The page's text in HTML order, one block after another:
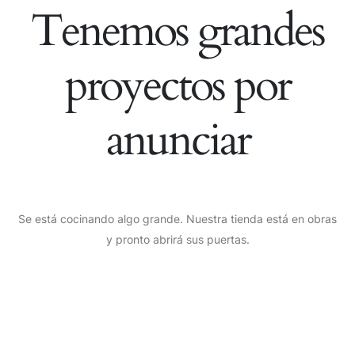
Tenemos grandes
proyectos por
anunciar
Se está cocinando algo grande. Nuestra tienda está en obras
y pronto abrirá sus puertas.